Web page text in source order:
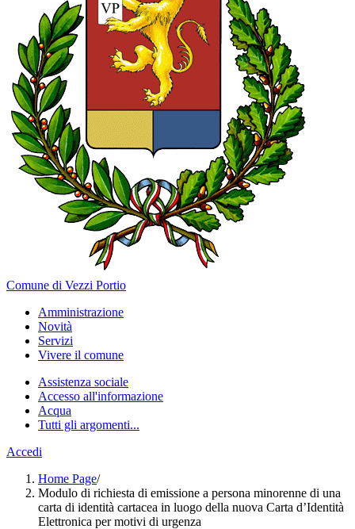
Comune di Vezzi Portio
Amministrazione
Novità
Servizi
Vivere il comune
Assistenza sociale
Accesso all'informazione
Acqua
Tutti gli argomenti...
Accedi
Home Page/
Modulo di richiesta di emissione a persona minorenne di una
carta di identità cartacea in luogo della nuova Carta d’Identità
Elettronica per motivi di urgenza